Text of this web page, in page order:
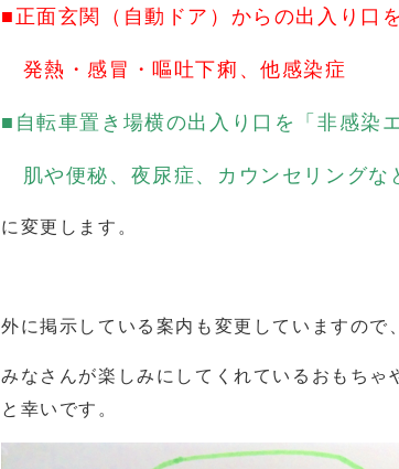
■正面玄関（自動ドア）からの出入り口
発熱・感冒・嘔吐下痢、他感染症
■自転車置き場横の出入り口を「非感染
肌や便秘、夜尿症、カウンセリングな
に変更します。
外に掲示している案内も変更していますので
みなさんが楽しみにしてくれているおもち
と幸いです。